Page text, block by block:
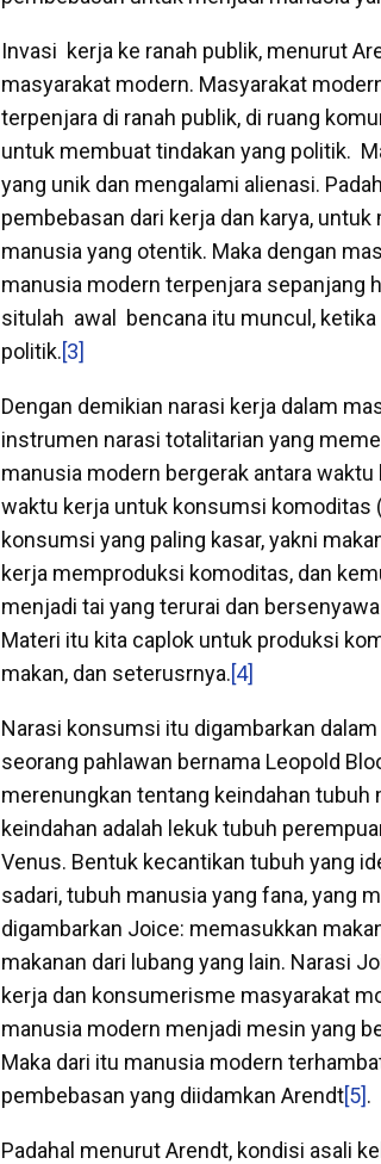
Invasi kerja ke ranah publik, menurut
masyarakat modern. Masyarakat
terpenjara di ranah publik, di ruang
untuk membuat tindakan yang politik.
yang unik dan mengalami alienasi.
pembebasan dari kerja dan karya,
manusia yang otentik. Maka dengan
manusia modern terpenjara sepanjang
situlah awal bencana itu muncul, ketika
politik.[3]
Dengan demikian narasi kerja dalam
instrumen narasi totalitarian yang
manusia modern bergerak antara
waktu kerja untuk konsumsi komoditas
konsumsi yang paling kasar, yakni
kerja memproduksi komoditas, dan
menjadi tai yang terurai dan
Materi itu kita caplok untuk produksi
makan, dan seterusrnya.[4]
Narasi konsumsi itu digambarkan
seorang pahlawan bernama Leopold
merenungkan tentang keindahan tubuh
keindahan adalah lekuk tubuh
Venus. Bentuk kecantikan tubuh yang
sadari, tubuh manusia yang fana, yang
digambarkan Joice: memasukkan
makanan dari lubang yang lain. Narasi
kerja dan konsumerisme masyarakat
manusia modern menjadi mesin yang
Maka dari itu manusia modern
pembebasan yang diidamkan Arendt[5].
Padahal menurut Arendt, kondisi asali